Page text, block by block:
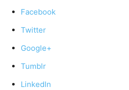
Facebook
Twitter
Google+
Tumblr
LinkedIn